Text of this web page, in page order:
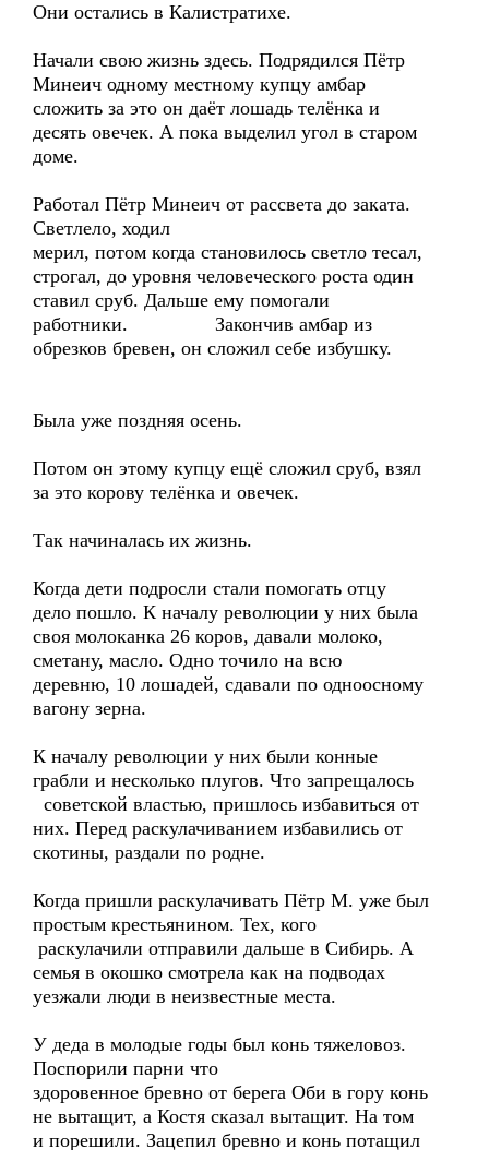
Они остались в Калистратихе.
Начали свою жизнь здесь. Подрядился Пётр
Минеич одному местному купцу амбар
сложить за это он даёт лошадь телёнка и
десять овечек. А пока выделил угол в старом
доме.
Работал Пётр Минеич от рассвета до заката.
Светлело, ходил
мерил, потом когда становилось светло тесал,
строгал, до уровня человеческого роста один
ставил сруб. Дальше ему помогали
работники. Закончив амбар из
обрезков бревен, он сложил себе избушку.
Была уже поздняя осень.
Потом он этому купцу ещё сложил сруб, взял
за это корову телёнка и овечек.
Так начиналась их жизнь.
Когда дети подросли стали помогать отцу
дело пошло. К началу революции у них была
своя молоканка 26 коров, давали молоко,
сметану, масло. Одно точило на всю
деревню, 10 лошадей, сдавали по одноосному
вагону зерна.
К началу революции у них были конные
грабли и несколько плугов. Что запрещалось
советской властью, пришлось избавиться от
них. Перед раскулачиванием избавились от
скотины, раздали по родне.
Когда пришли раскулачивать Пётр М. уже был
простым крестьянином. Тех, кого
раскулачили отправили дальше в Сибирь. А
семья в окошко смотрела как на подводах
уезжали люди в неизвестные места.
У деда в молодые годы был конь тяжеловоз.
Поспорили парни что
здоровенное бревно от берега Оби в гору конь
не вытащит, а Костя сказал вытащит. На том
и порешили. Зацепил бревно и конь потащил